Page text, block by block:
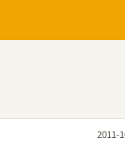
2011-